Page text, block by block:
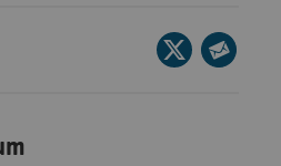
Seite
auf